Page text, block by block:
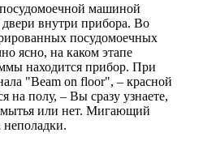
машиной
двери внутри прибора. Во
посудомоечных
ясно, на каком этапе
находится прибор. При
"Beam on floor", – красной
на полу, – Вы сразу узнаете,
мытья или нет. Мигающий
неполадки.